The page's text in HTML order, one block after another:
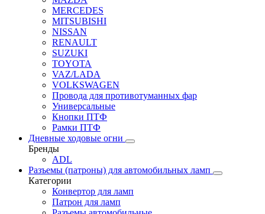
MERCEDES
MITSUBISHI
NISSAN
RENAULT
SUZUKI
TOYOTA
VAZ/LADA
VOLKSWAGEN
Провода для противотуманных фар
Универсальные
Кнопки ПТФ
Рамки ПТФ
Дневные ходовые огни
Бренды
ADL
Разъемы (патроны) для автомобильных ламп
Категории
Конвертор для ламп
Патрон для ламп